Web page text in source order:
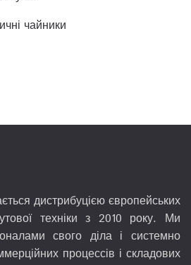
чайники
дистрибуцією європейських
техніки з 2010 року. Ми
свого діла і системно
процессів і складових